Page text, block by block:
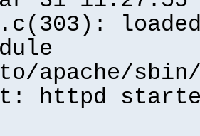
apache/
httpd